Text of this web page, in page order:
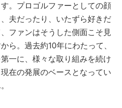
。プロゴルファーとしての顔
夫だったり、いたずら好きだ
ファンはそうした側面こそ見
ら。過去約10年にわたって、
一に、様々な取り組みを続け
在の発展のベースとなってい